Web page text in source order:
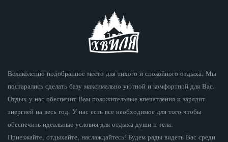
Великолепно подобранное место для тихого и спокойного отдыха. Мы
постарались сделать базу максимально уютной и комфортной для Вас.
Отдых у нас обеспечит Вам положительные впечатления и зарядит
энергией на весь год. У нас есть все необходимое для того чтобы
обеспечить идеальные условия для отдыха души и тела.
Приезжайте, отдыхайте, наслаждайтесь! Будем рады видеть Вас среди